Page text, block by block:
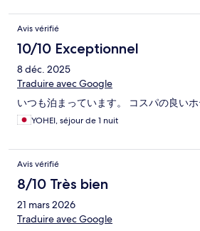
Avis vérifié
10/10 Exceptionnel
8 déc. 2025
Traduire avec Google
いつも泊まっています。 コスパの良いホ
YOHEI, séjour de 1 nuit
Avis vérifié
8/10 Très bien
21 mars 2026
Traduire avec Google